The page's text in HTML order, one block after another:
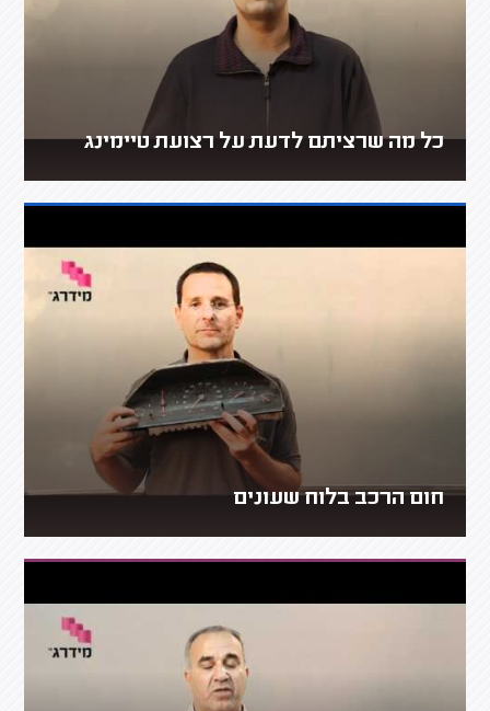
כל מה שרציתם לדעת על רצועת טיימינג
חום הרכב בלוח שעונים